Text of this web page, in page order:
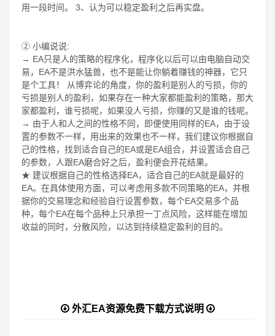
用一段时间。 3、认为可以稳定盈利之后再实盘。
② 小编说说:
→ EA只是人的策略的程序化，程序化以后可以由电脑自动交
易，EA不是洪水猛兽，也不是能让你躺着赚钱的神器，它只
是个工具！ 从博弈论的角度，你的盈利是别人的亏损，你的
亏损是别人的盈利，如果存在一种大家都能盈利的策略，那大
家都盈利，谁亏损呢，如果没人亏损，你赚的又是谁的钱呢。
→ 由于人和人之间的性格不同，即便使用同样的EA，由于设
置的参数不一样，用出来的效果也不一样，我们建议你根据自
己的性格，找到适合自己的EA或是EA组合，并设置适合自己
的参数，人跟EA磨合好之后，盈利便会开花结果。
★ 建议根据自己的性格选择EA，适合自己的EA就是最好的
EA。在具体使用方面，可以考虑用多款不同策略的EA，并根
据你的交易理念和经验自行设置参数，每个EA交易多个品
种，每个EA在每个品种上只承担一丁点风险，这样能在增加
收益的同时，分散风险，以达到持续稳定盈利的目的。
外汇EA资源免费下载方式说明